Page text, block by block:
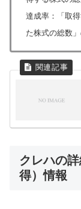
達成率：「取
た株式の総数
クレハの
得）情報